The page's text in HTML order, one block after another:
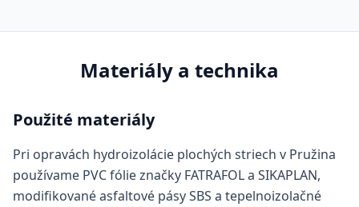
Materiály a technika
Použité materiály
Pri opravách hydroizolácie plochých striech v Pružina
používame PVC fólie značky FATRAFOL a SIKAPLAN,
modifikované asfaltové pásy SBS a tepelnoizolačné